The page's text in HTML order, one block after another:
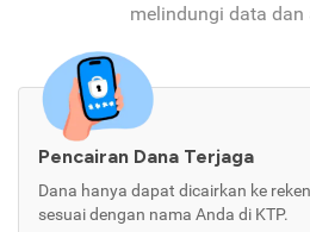
melindungi data dan
Pencairan Dana Terjaga
Dana hanya dapat dicairkan ke
sesuai dengan nama Anda di KTP.